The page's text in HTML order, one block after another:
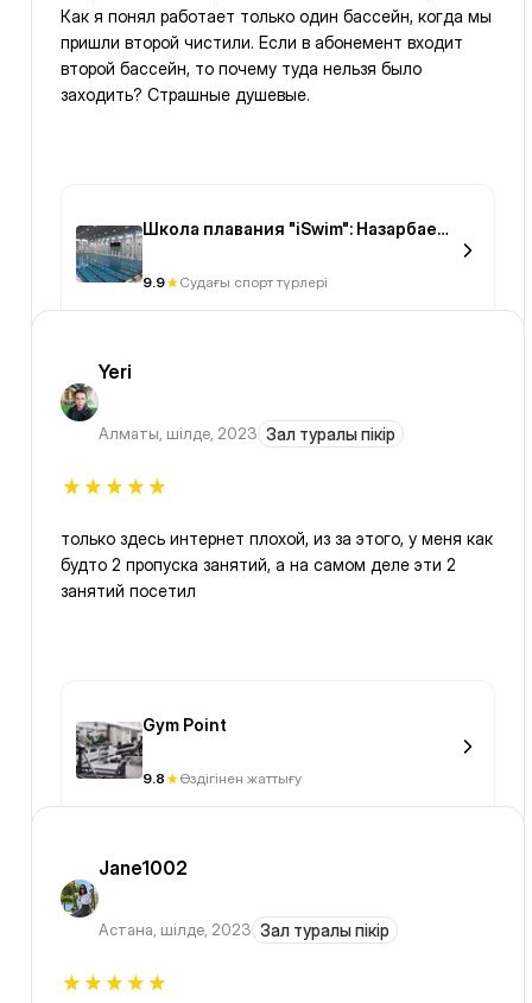
Как я понял работает только один бассейн, когда мы
пришли второй чистили. Если в абонемент входит
второй бассейн, то почему туда нельзя было
заходить? Страшные душевые.
Школа плавания "iSwim": Назарбаев
9.9 Судағы спорт түрлері
Yeri
Алматы, шілде, 2023 Зал туралы пікір
только здесь интернет плохой, из за этого, у меня как
будто 2 пропуска занятий, а на самом деле эти 2
занятий посетил
Gym Point
9.8 Өздігінен жаттығу
Jane1002
Астана, шілде, 2023 Зал туралы пікір